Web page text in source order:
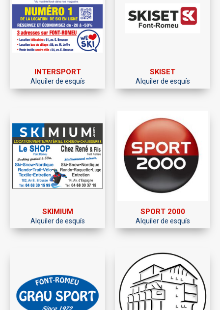
INTERSPORT
Alquiler de esquís
SKISET
Alquiler de esquís
SKIMIUM
Alquiler de esquís
SPORT 2000
Alquiler de esquís